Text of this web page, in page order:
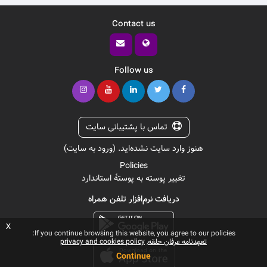
Contact us
Follow us
تماس با پشتیبانی سایت
هنوز وارد سایت نشده‌اید. (ورود به سایت)
Policies
تغییر پوسته به پوستهٔ استاندارد
دریافت نرم‌افزار تلفن همراه
If you continue browsing this website, you agree to our policies:
تعهدنامه عرفان حلقه privacy and cookies policy
Continue
x